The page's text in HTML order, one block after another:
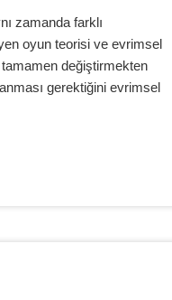
zamanda farklı
oyun teorisi ve evrimsel
değiştirmekten
gerektiğini evrimsel